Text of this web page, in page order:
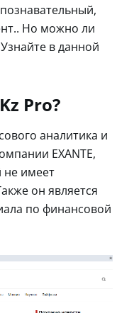
Но можно ли
в данной
Pro?
аналитика и
EXANTE,
не имеет
он является
по финансовой